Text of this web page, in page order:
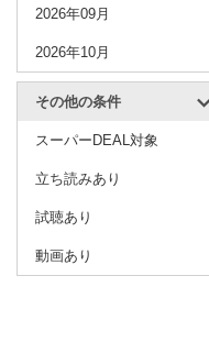
2026年09月
2026年10月
その他の条件
スーパーDEAL対象
立ち読みあり
試聴あり
動画あり